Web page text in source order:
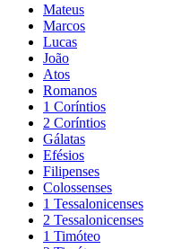
Mateus
Marcos
Lucas
João
Atos
Romanos
1 Coríntios
2 Coríntios
Gálatas
Efésios
Filipenses
Colossenses
1 Tessalonicenses
2 Tessalonicenses
1 Timóteo